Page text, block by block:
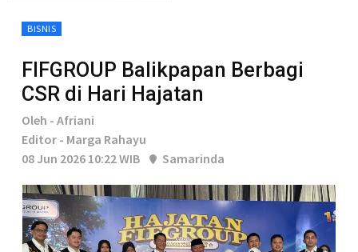
BISNIS
FIFGROUP Balikpapan Berbagi
CSR di Hari Hajatan
Oleh - Afriani
Editor - Marga Rahayu
08 Jun 2026 10:22 WIB
Samarinda